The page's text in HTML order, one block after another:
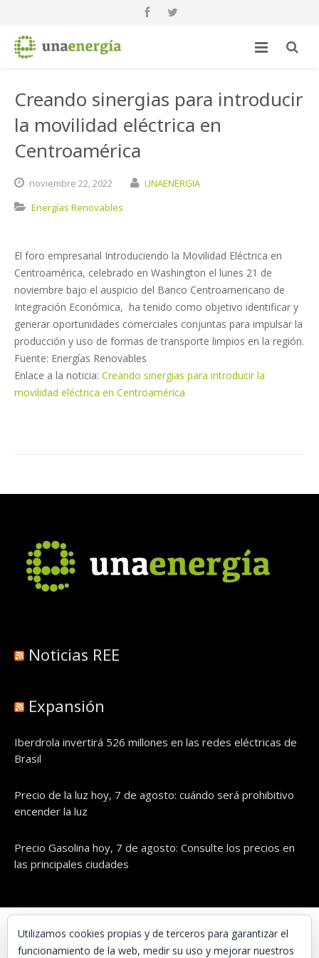
Creando sinergias para introducir
la movilidad eléctrica en
Centroamérica
noviembre 22,2022
UNAENERGIA
Energías Renovables
El foro empresarial Introduciendo la Movilidad Eléctrica en
Centroamérica, celebrado en Washington el lunes 21 de
noviembre bajo el auspicio del Banco Centroamericano de
Integración Económica, ha tenido como objetivo identificar y
generar oportunidades comerciales conjuntas para impulsar la
producción y uso de formas de transporte limpios en la región.
Fuente: Energías Renovables
Enlace a la noticia: Creando sinergias para introducir la
movilidad eléctrica en Centroamérica
Noticias REE
Expansión
Iberdrola invertirá 526 millones en las redes eléctricas de
Brasil
Precio de la luz hoy, 7 de agosto: cuándo será prohibitivo
encender la luz
Precio Gasolina hoy, 7 de agosto: Consulte los precios en
las principales ciudades
© UNAENERGÍA, S.L.
Utilizamos cookies propias y de terceros para garantizar el
funcionamiento de la web, medir su uso y mejorar nuestros